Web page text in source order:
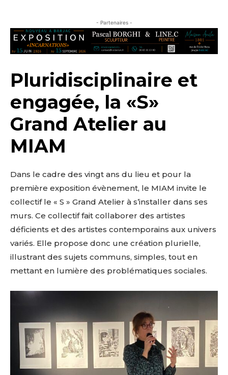
- Partenaires -
Pluridisciplinaire et
engagée, la «S»
Grand Atelier au
MIAM
Dans le cadre des vingt ans du lieu et pour la
première exposition évènement, le MIAM invite le
collectif le « S » Grand Atelier à s’installer dans ses
murs. Ce collectif fait collaborer des artistes
déficients et des artistes contemporains aux univers
variés. Elle propose donc une création plurielle,
illustrant des sujets communs, simples, tout en
mettant en lumière des problématiques sociales.